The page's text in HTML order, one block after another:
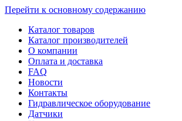
Перейти к основному содержанию
Каталог товаров
Каталог производителей
О компании
Оплата и доставка
FAQ
Новости
Контакты
Гидравлическое оборудование
Датчики